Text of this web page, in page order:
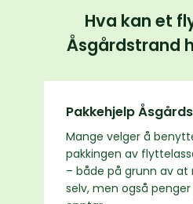
Hva kan et
Åsgårdstrand
Pakkehjelp
Mange velger å
pakkingen av
– både på grunn av at
selv, men også